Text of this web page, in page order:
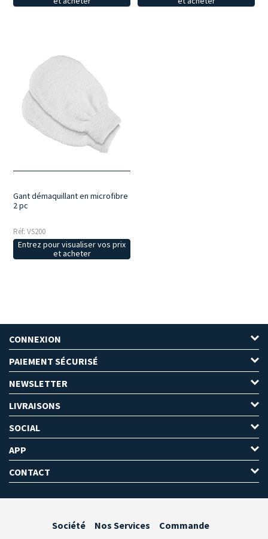
Gant démaquillant en microfibre
2 pc
Réf: VS200
Entrez pour visualiser vos prix
et acheter
CONNEXION
PAIEMENT SÉCURISÉ
NEWSLETTER
LIVRAISONS
SOCIAL
APP
CONTACT
Société Nos Services
Commande